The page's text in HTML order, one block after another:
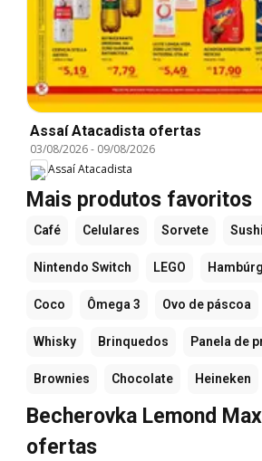
Assaí Atacadista ofertas
03/08/2026- 09/08/2026
Assaí Atacadista
Mais produtos favoritos
Café Celulares Sorvete Sushi
Nintendo Switch LEGO
Coco Ômega 3 Ovo de páscoa
Whisky Brinquedos Panela de
Brownies Chocolate Heineken
Becherovka Lemond
ofertas